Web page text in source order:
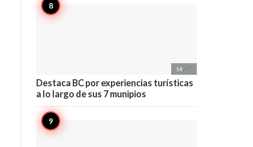
14 
Destaca BC por experiencias turísticas
a lo largo de sus 7 munipios